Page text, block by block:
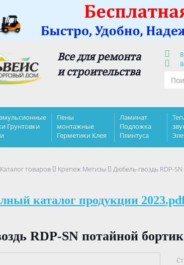
Все для ремонта
и строительства
Грунтовки
Пены
монтажные
Герметики Клея
Ламинат
Подложка
Плинтуса
Каталог товаров Крепеж Метизы Дюбель-гвоздь RDP-
каталог продукции
RDP-SN потайной